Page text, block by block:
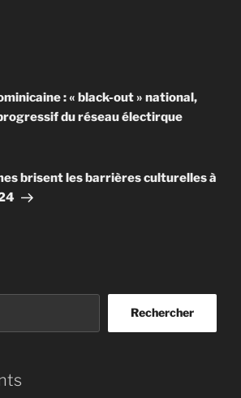
: « black-out » national,
du réseau électirque
brisent les barrières culturelles à
Rechercher